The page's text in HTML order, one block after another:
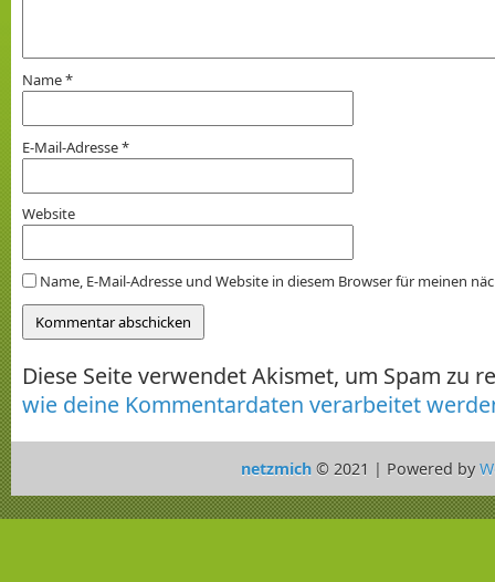
Name*
E-Mail-Adresse*
Website
Name, E-Mail-Adresse und Website in diesem Browser für meinen
Diese Seite verwendet Akismet, um Spam zu
wie deine Kommentardaten verarbeitet
netzmich© 2021 | Powered by